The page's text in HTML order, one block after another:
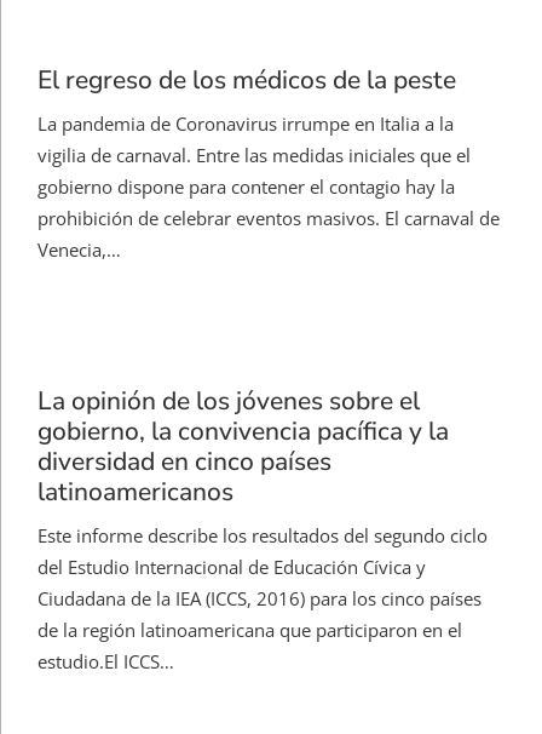
El regreso de los médicos de la peste
La pandemia de Coronavirus irrumpe en Italia a la
vigilia de carnaval. Entre las medidas iniciales que el
gobierno dispone para contener el contagio hay la
prohibición de celebrar eventos masivos. El carnaval de
Venecia,…
La opinión de los jóvenes sobre el
gobierno, la convivencia pacífica y la
diversidad en cinco países
latinoamericanos
Este informe describe los resultados del segundo ciclo
del Estudio Internacional de Educación Cívica y
Ciudadana de la IEA (ICCS, 2016) para los cinco países
de la región latinoamericana que participaron en el
estudio.El ICCS…